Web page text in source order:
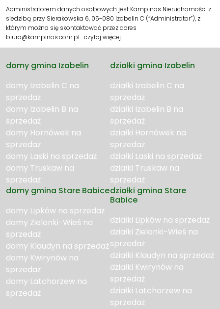
Administratorem danych osobowych jest Kampinos Nieruchomości z
siedzibą przy Sierakowska 6, 05-080 Izabelin C (“Administrator”), z
którym można się skontaktować przez adres
biuro@kampinos.com.pl…czytaj więcej
domy gmina Izabelin
domy Izabelin C na
sprzedaż
domy Izabelin B na
sprzedaż
domy Hornówek na
sprzedaż
domy Laski na sprzedaż
domy Truskaw na
sprzedaż
działki gmina Izabelin
działki Izabelin C na
sprzedaż
działki Izabelin B na
sprzedaż
działki Hornówek na
sprzedaż
działki Laski na sprzedaż
działki Truskaw na
sprzedaż
domy gmina Stare Babice
domy Lipków na sprzedaż
domy Zielonki-Wieś na
sprzedaż
domy Klaudyn na sprzedaż
domy Kwirynów na
sprzedaż
domy Latchorzew na
sprzedaż
działki gmina Stare
Babice
działki Lipków na sprzedaż
działki Zielonki-Wieś na
sprzedaż
działki Klaudyn na sprzedaż
działki Kwirynów na
sprzedaż
działki Latchorzew na
sprzedaż